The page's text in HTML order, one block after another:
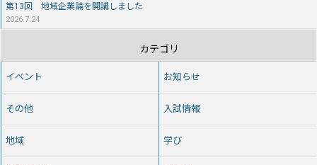
第13回 地域企業論を開講しました
2026.7.24
カテゴリ
イベント お知らせ
その他 入試情報
地域 学び